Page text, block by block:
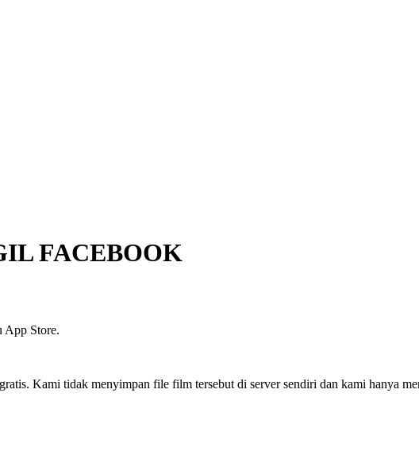
FACEBOOK
App Store.
Kami tidak menyimpan file film tersebut di server sendiri dan kami hanya